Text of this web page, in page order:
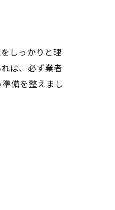
しっかりと理
ば、必ず業者
備を整えまし